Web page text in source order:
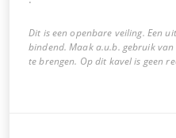
Dit is een openbare veiling. Een
bindend. Maak a.u.b. gebruik
te brengen. Op dit kavel is geen